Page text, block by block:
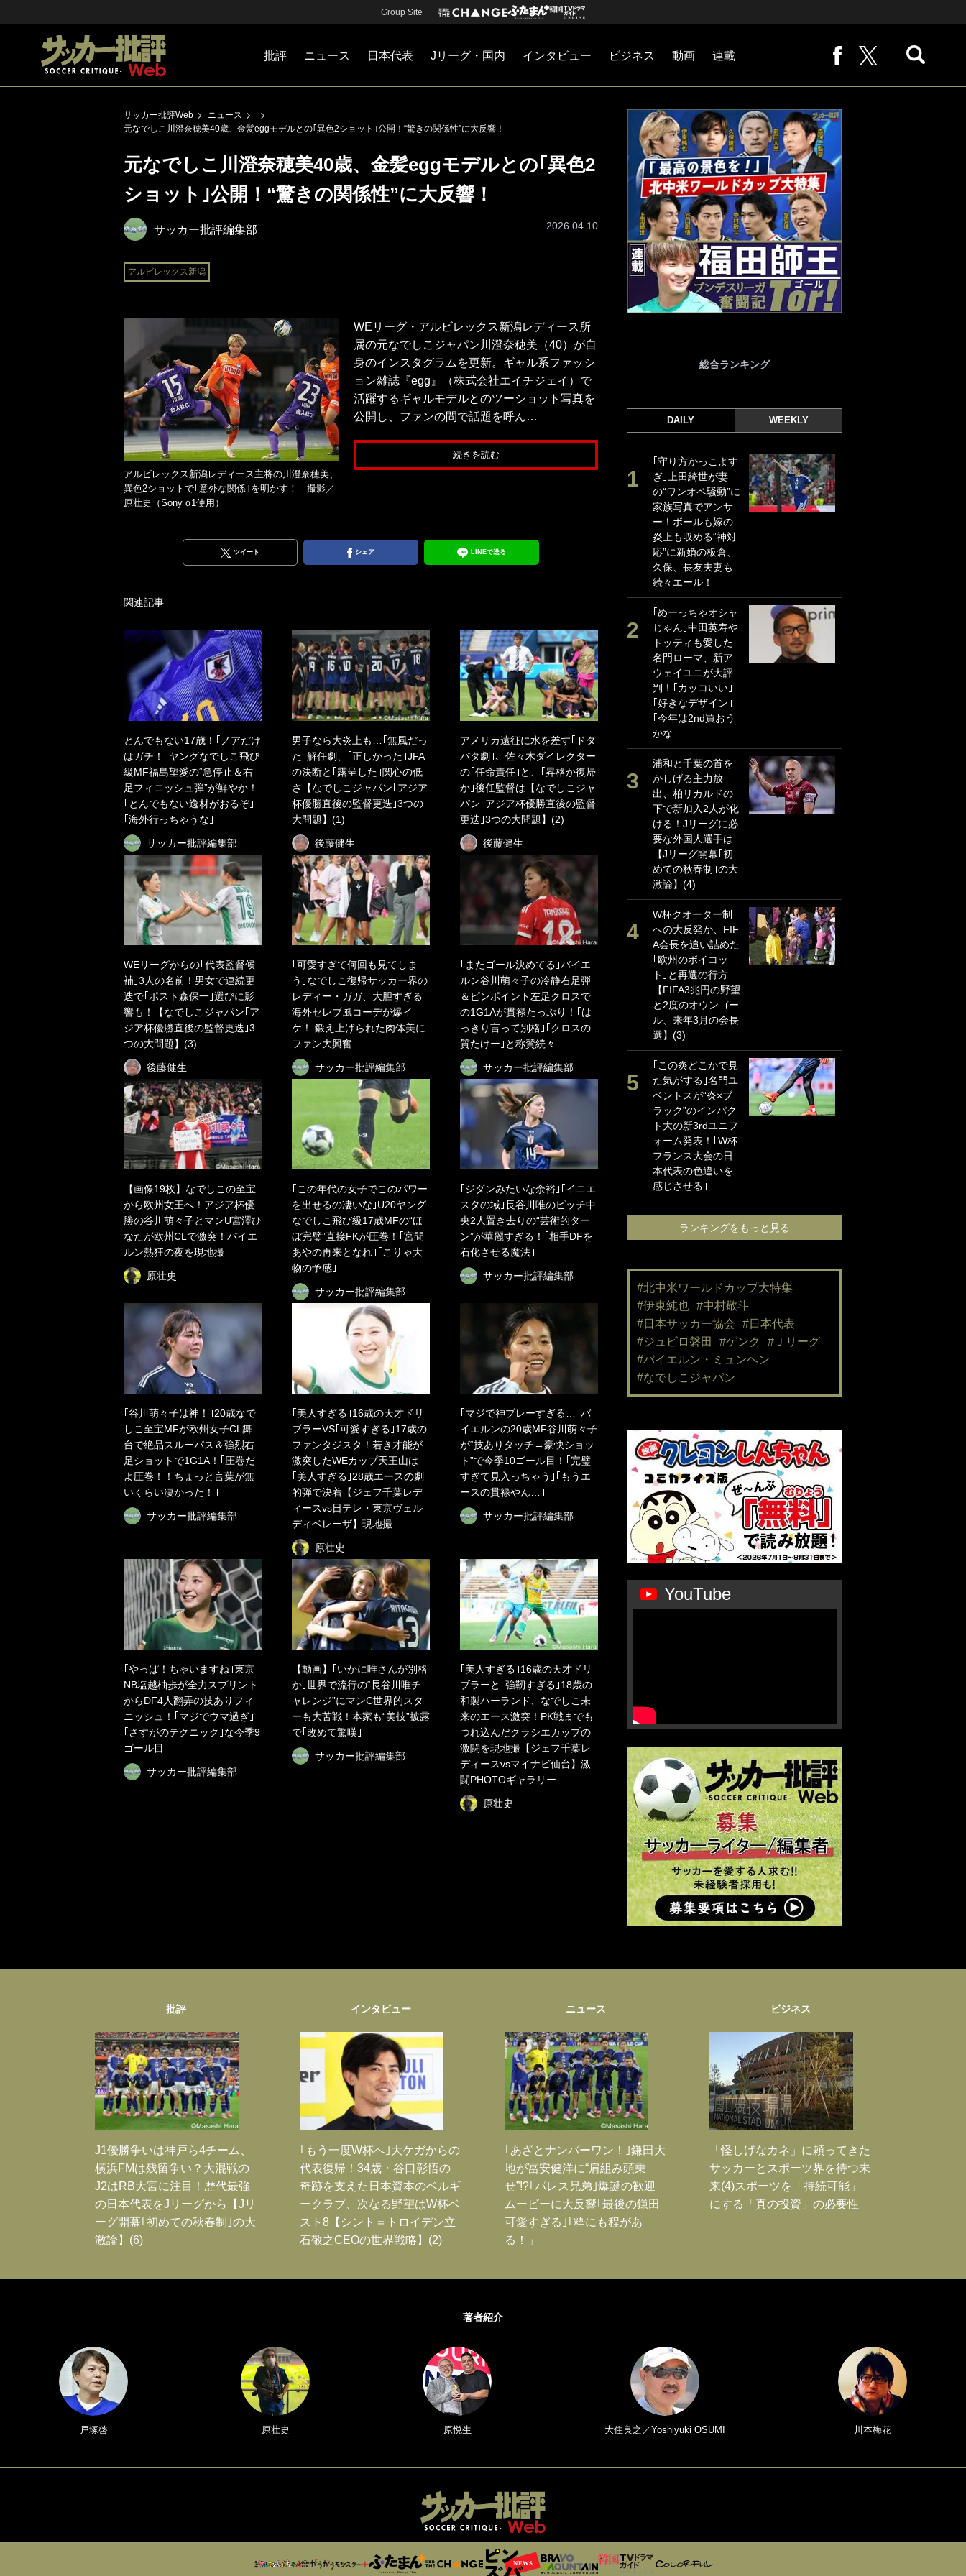
Group Site
批評 ニュース 日本代表 Jリーグ・国内 インタビュー ビジネス 動画 連載
サッカー批評Web
ニュース
元なでしこ川澄奈穂美40歳、金髪eggモデルとの｢異色2ショット｣公開！“驚きの関係性”に大反響！
元なでしこ川澄奈穂美40歳、金髪eggモデルとの｢異色2
ショット｣公開！“驚きの関係性”に大反響！
サッカー批評編集部
アルビレックス新潟
2026.04.10
アルビレックス新潟レディース主将の川澄奈穂美、
異色2ショットで｢意外な関係｣を明かす！ 撮影／
原壮史（Sony α1使用）
WEリーグ・アルビレックス新潟レディース所
属の元なでしこジャパン川澄奈穂美（40）が自
身のインスタグラムを更新。ギャル系ファッシ
ョン雑誌『egg』（株式会社エイチジェイ）で
活躍するギャルモデルとのツーショット写真を
公開し、ファンの間で話題を呼ん…
続きを読む
ツイート シェア LINEで送る
関連記事
とんでもない17歳！｢ノアだけ
はガチ！｣ヤングなでしこ飛び
級MF福島望愛の“急停止＆右
足フィニッシュ弾”が鮮やか！
｢とんでもない逸材がおるぞ｣
｢海外行っちゃうな｣
サッカー批評編集部
男子なら大炎上も…｢無風だっ
た｣解任劇、｢正しかった｣JFA
の決断と｢露呈した｣関心の低
さ【なでしこジャパン｢アジア
杯優勝直後の監督更迭｣3つの
大問題】(1)
後藤健生
アメリカ遠征に水を差す｢ドタ
バタ劇｣、佐々木ダイレクター
の｢任命責任｣と、｢昇格か復帰
か｣後任監督は【なでしこジャ
パン｢アジア杯優勝直後の監督
更迭｣3つの大問題】(2)
後藤健生
WEリーグからの｢代表監督候
補｣3人の名前！男女で連続更
迭で｢ポスト森保一｣選びに影
響も！【なでしこジャパン｢ア
ジア杯優勝直後の監督更迭｣3
つの大問題】(3)
後藤健生
｢可愛すぎて何回も見てしま
う｣なでしこ復帰サッカー界の
レディー・ガガ、大胆すぎる
海外セレブ風コーデが爆イ
ケ！ 鍛え上げられた肉体美に
ファン大興奮
サッカー批評編集部
｢またゴール決めてる｣バイエ
ルン谷川萌々子の冷静右足弾
＆ピンポイント左足クロスで
の1G1Aが貫禄たっぷり！｢は
っきり言って別格｣｢クロスの
質たけー｣と称賛続々
サッカー批評編集部
【画像19枚】なでしこの至宝
から欧州女王へ！アジア杯優
勝の谷川萌々子とマンU宮澤ひ
なたが欧州CLで激突！バイエ
ルン熱狂の夜を現地撮
原壮史
｢この年代の女子でこのパワー
を出せるの凄いな｣U20ヤング
なでしこ飛び級17歳MFの“ほ
ぼ完璧”直接FKが圧巻！｢宮間
あやの再来となれ｣｢こりゃ大
物の予感｣
サッカー批評編集部
｢ジダンみたいな余裕｣｢イニエ
スタの域｣長谷川唯のピッチ中
央2人置き去りの“芸術的ター
ン”が華麗すぎる！｢相手DFを
石化させる魔法｣
サッカー批評編集部
｢谷川萌々子は神！｣20歳なで
しこ至宝MFが欧州女子CL舞
台で絶品スルーパス＆強烈右
足ショットで1G1A！｢圧巻だ
よ圧巻！！ちょっと言葉が無
いくらい凄かった！｣
サッカー批評編集部
｢美人すぎる｣16歳の天才ドリ
ブラーVS｢可愛すぎる｣17歳の
ファンタジスタ！若き才能が
激突したWEカップ天王山は
｢美人すぎる｣28歳エースの劇
的弾で決着【ジェフ千葉レデ
ィースvs日テレ・東京ヴェル
ディベレーザ】現地撮
原壮史
｢マジで神プレーすぎる…｣バ
イエルンの20歳MF谷川萌々子
が“技ありタッチ→豪快ショッ
ト”で今季10ゴール目！｢完璧
すぎて見入っちゃう｣｢もうエ
ースの貫禄やん…｣
サッカー批評編集部
｢やっぱ！ちゃいますね｣東京
NB塩越柚歩が全力スプリント
からDF4人翻弄の技ありフィ
ニッシュ！｢マジでウマ過ぎ｣
｢さすがのテクニック｣な今季9
ゴール目
サッカー批評編集部
【動画】｢いかに唯さんが別格
か｣世界で流行の“長谷川唯チ
ャレンジ”にマンC世界的スタ
ーも大苦戦！本家も“美技”披露
で｢改めて驚嘆｣
サッカー批評編集部
｢美人すぎる｣16歳の天才ドリ
ブラーと｢強靭すぎる｣18歳の
和製ハーランド、なでしこ未
来のエース激突！PK戦までも
つれ込んだクラシエカップの
激闘を現地撮【ジェフ千葉レ
ディースvsマイナビ仙台】激
闘PHOTOギャラリー
原壮史
総合ランキング
DAILY WEEKLY
｢守り方かっこよす
ぎ｣上田綺世が妻
の“ワンオペ騒動”に
家族写真でアンサ
ー！ボールも嫁の
炎上も収める“神対
応”に新婚の板倉、
久保、長友夫妻も
続々エール！
｢めーっちゃオシャ
じゃん｣中田英寿や
トッティも愛した
名門ローマ、新ア
ウェイユニが大評
判！｢カッコいい｣
｢好きなデザイン｣
｢今年は2nd買おう
かな｣
浦和と千葉の首を
かしげる主力放
出、柏リカルドの
下で新加入2人が化
ける！Jリーグに必
要な外国人選手は
【Jリーグ開幕｢初
めての秋春制｣の大
激論】(4)
W杯クオーター制
への大反発か、FIF
A会長を追い詰めた
｢欧州のボイコッ
ト｣と再選の行方
【FIFA3兆円の野望
と2度のオウンゴー
ル、来年3月の会長
選】(3)
｢この炎どこかで見
た気がする｣名門ユ
ベントスが“炎×ブ
ラック”のインパク
ト大の新3rdユニフ
ォーム発表！｢W杯
フランス大会の日
本代表の色違いを
感じさせる｣
ランキングをもっと見る
#北中米ワールドカップ大特集
#伊東純也 #中村敬斗
#日本サッカー協会
#日本代表
#ジュビロ磐田
#ゲンク
#Ｊリーグ
#バイエルン・ミュンヘン
#なでしこジャパン
YouTube
批評
J1優勝争いは神戸ら4チーム、
横浜FMは残留争い？大混戦の
J2はRB大宮に注目！歴代最強
の日本代表をJリーグから【Jリ
ーグ開幕｢初めての秋春制｣の大
激論】(6)
インタビュー
｢もう一度W杯へ｣大ケガからの
代表復帰！34歳・谷口彰悟の
奇跡を支えた日本資本のベルギ
ークラブ、次なる野望はW杯ベ
スト8【シント＝トロイデン立
石敬之CEOの世界戦略】(2)
ニュース
｢あざとナンバーワン！｣鎌田大
地が冨安健洋に“肩組み頭乗
せ”!?｢パレス兄弟｣爆誕の歓迎
ムービーに大反響｢最後の鎌田
可愛すぎる｣｢粋にも程があ
る！」
ビジネス
「怪しげなカネ」に頼ってきた
サッカーとスポーツ界を待つ未
来(4)スポーツを「持続可能」
にする「真の投資」の必要性
著者紹介
戸塚啓 原壮史 原悦生 大住良之／Yoshiyuki OSUMI 川本梅花